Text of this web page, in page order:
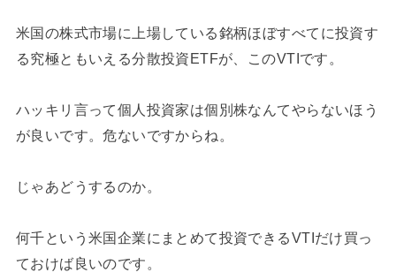
米国の株式市場に上場している銘柄ほぼすべてに投資す
る究極ともいえる分散投資ETFが、このVTIです。
ハッキリ言って個人投資家は個別株なんてやらないほう
が良いです。危ないですからね。
じゃあどうするのか。
何千という米国企業にまとめて投資できるVTIだけ買っ
ておけば良いのです。